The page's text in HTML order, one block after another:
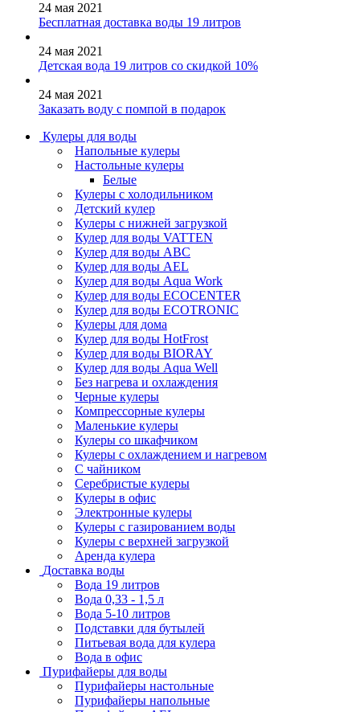
24 мая 2021
Бесплатная доставка воды 19 литров
24 мая 2021
Детская вода 19 литров со скидкой 10%
24 мая 2021
Заказать воду с помпой в подарок
Кулеры для воды
Напольные кулеры
Настольные кулеры
Белые
Кулеры с холодильником
Детский кулер
Кулеры с нижней загрузкой
Кулер для воды VATTEN
Кулер для воды ABC
Кулер для воды AEL
Кулер для воды Aqua Work
Кулер для воды ECOCENTER
Кулер для воды ECOTRONIC
Кулеры для дома
Кулер для воды HotFrost
Кулер для воды BIORAY
Кулер для воды Aqua Well
Без нагрева и охлаждения
Черные кулеры
Компрессорные кулеры
Маленькие кулеры
Кулеры со шкафчиком
Кулеры с охлаждением и нагревом
С чайником
Серебристые кулеры
Кулеры в офис
Электронные кулеры
Кулеры с газированием воды
Кулеры с верхней загрузкой
Аренда кулера
Доставка воды
Вода 19 литров
Вода 0,33 - 1,5 л
Вода 5-10 литров
Подставки для бутылей
Питьевая вода для кулера
Вода в офис
Пурифайеры для воды
Пурифайеры настольные
Пурифайеры напольные